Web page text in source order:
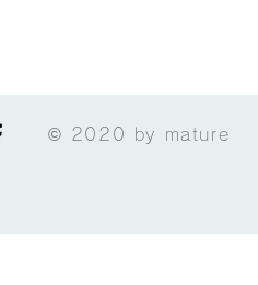
© 2020 by mature